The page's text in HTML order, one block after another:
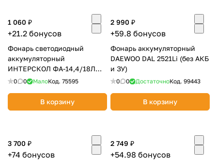
1 060 ₽
+21.2 бонусов
Фонарь светодиодный
аккумуляторный
ИНТЕРСКОЛ ФА-14,4/18Л
АПИ (без АКБ и ЗУ)
0 0 МалоКод. 75595
В корзину
2 990 ₽
+59.8 бонусов
Фонарь аккумуляторный
DAEWOO DAL 2521Li (без АКБ
и ЗУ)
0 0 ДостаточноКод. 99443
В корзину
3 700 ₽
+74 бонусов
2 749 ₽
+54.98 бонусов